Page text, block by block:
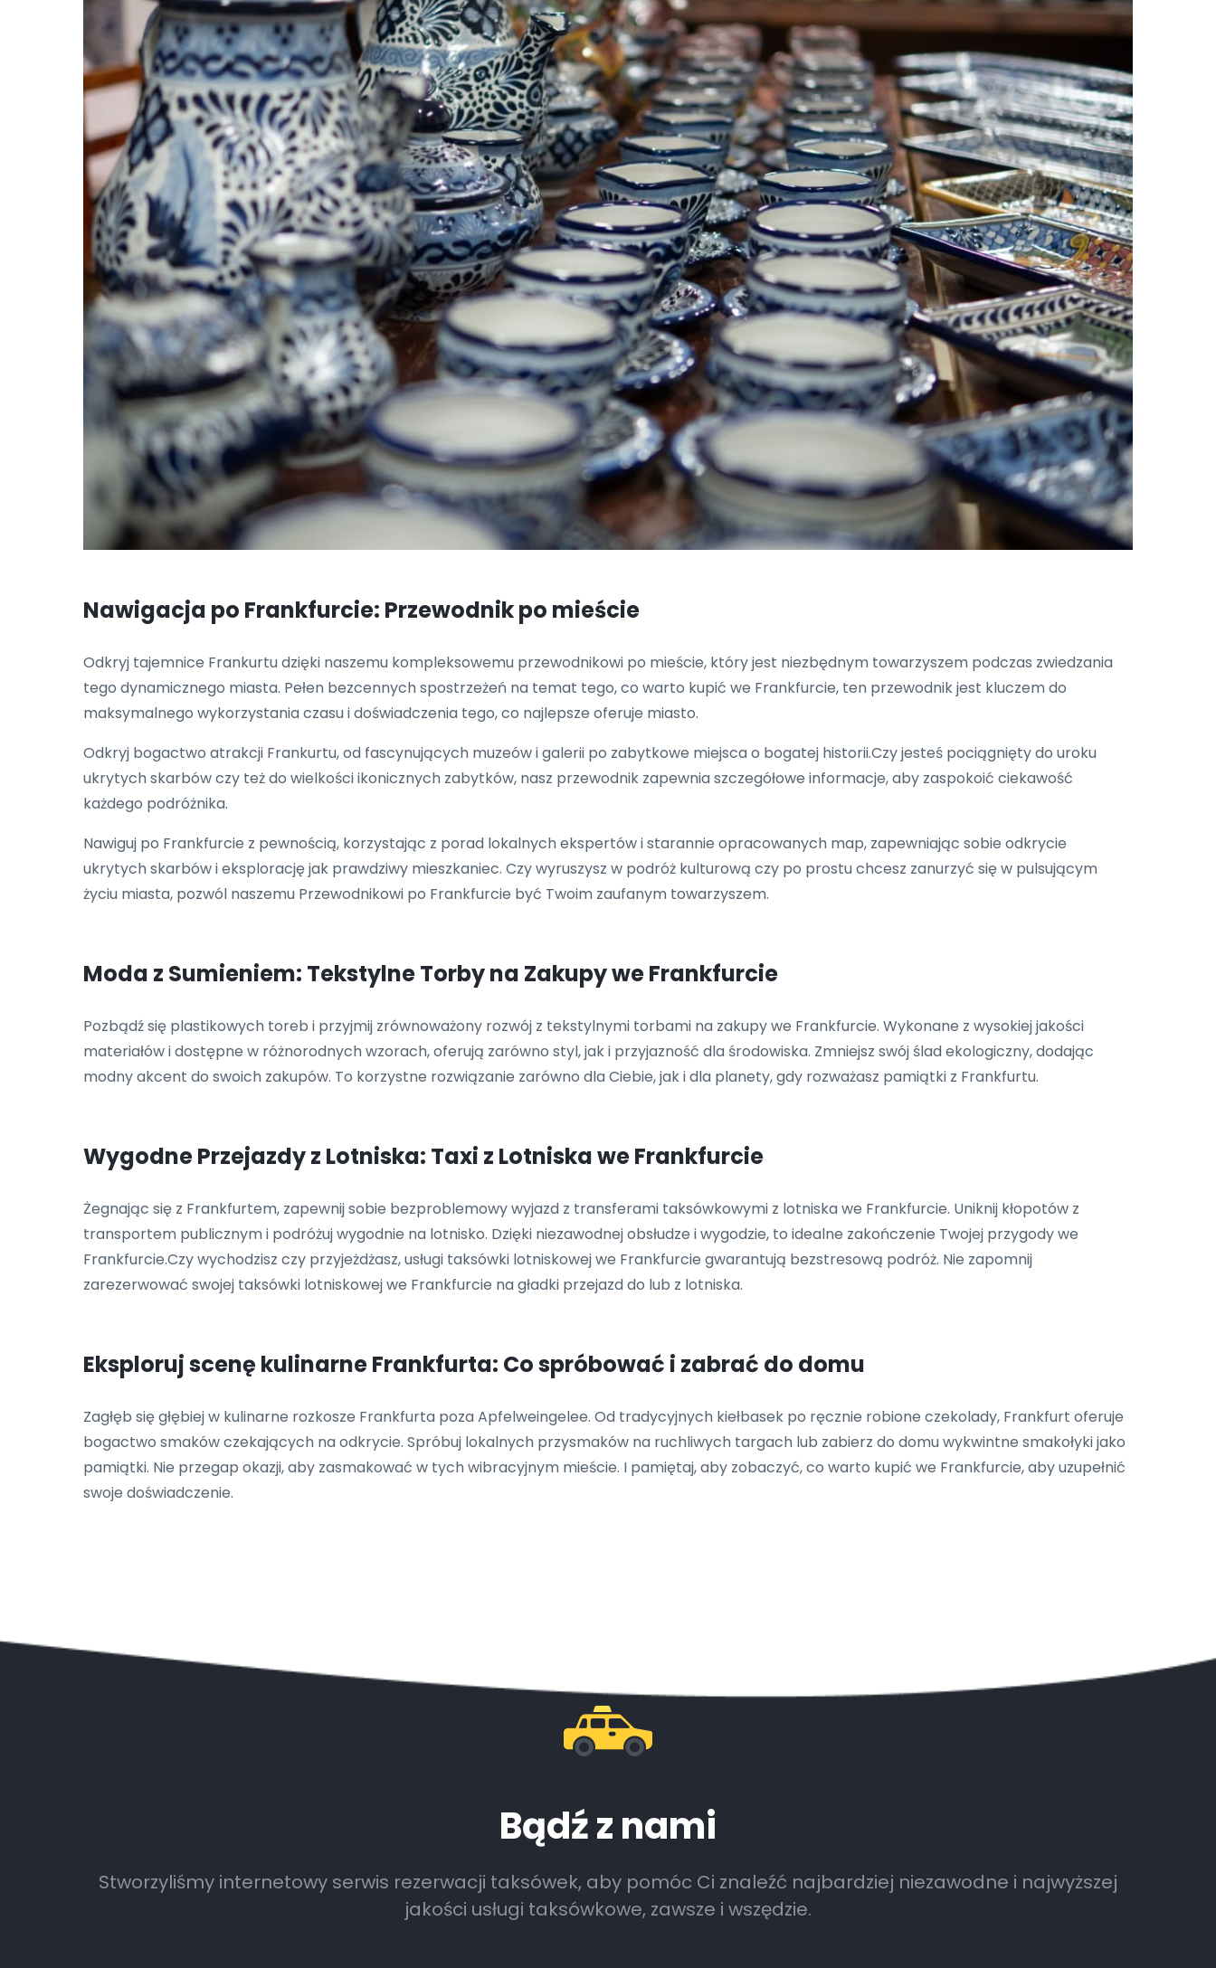
Nawigacja po Frankfurcie: Przewodnik po mieście
Odkryj tajemnice Frankurtu dzięki naszemu kompleksowemu przewodnikowi po mieście, który jest niezbędnym towarzyszem podczas zwiedzania
tego dynamicznego miasta. Pełen bezcennych spostrzeżeń na temat tego, co warto kupić we Frankfurcie, ten przewodnik jest kluczem do
maksymalnego wykorzystania czasu i doświadczenia tego, co najlepsze oferuje miasto.
Odkryj bogactwo atrakcji Frankurtu, od fascynujących muzeów i galerii po zabytkowe miejsca o bogatej historii.Czy jesteś pociągnięty do uroku
ukrytych skarbów czy też do wielkości ikonicznych zabytków, nasz przewodnik zapewnia szczegółowe informacje, aby zaspokoić ciekawość
każdego podróżnika.
Nawiguj po Frankfurcie z pewnością, korzystając z porad lokalnych ekspertów i starannie opracowanych map, zapewniając sobie odkrycie
ukrytych skarbów i eksplorację jak prawdziwy mieszkaniec. Czy wyruszysz w podróż kulturową czy po prostu chcesz zanurzyć się w pulsującym
życiu miasta, pozwól naszemu Przewodnikowi po Frankfurcie być Twoim zaufanym towarzyszem.
Moda z Sumieniem: Tekstylne Torby na Zakupy we Frankfurcie
Pozbądź się plastikowych toreb i przyjmij zrównoważony rozwój z tekstylnymi torbami na zakupy we Frankfurcie. Wykonane z wysokiej jakości
materiałów i dostępne w różnorodnych wzorach, oferują zarówno styl, jak i przyjazność dla środowiska. Zmniejsz swój ślad ekologiczny, dodając
modny akcent do swoich zakupów. To korzystne rozwiązanie zarówno dla Ciebie, jak i dla planety, gdy rozważasz pamiątki z Frankfurtu.
Wygodne Przejazdy z Lotniska: Taxi z Lotniska we Frankfurcie
Żegnając się z Frankfurtem, zapewnij sobie bezproblemowy wyjazd z transferami taksówkowymi z lotniska we Frankfurcie. Uniknij kłopotów z
transportem publicznym i podróżuj wygodnie na lotnisko. Dzięki niezawodnej obsłudze i wygodzie, to idealne zakończenie Twojej przygody we
Frankfurcie.Czy wychodzisz czy przyjeżdżasz, usługi taksówki lotniskowej we Frankfurcie gwarantują bezstresową podróż. Nie zapomnij
zarezerwować swojej taksówki lotniskowej we Frankfurcie na gładki przejazd do lub z lotniska.
Eksploruj scenę kulinarne Frankfurta: Co spróbować i zabrać do domu
Zagłęb się głębiej w kulinarne rozkosze Frankfurta poza Apfelweingelee. Od tradycyjnych kiełbasek po ręcznie robione czekolady, Frankfurt oferuje
bogactwo smaków czekających na odkrycie. Spróbuj lokalnych przysmaków na ruchliwych targach lub zabierz do domu wykwintne smakołyki jako
pamiątki. Nie przegap okazji, aby zasmakować w tych wibracyjnym mieście. I pamiętaj, aby zobaczyć, co warto kupić we Frankfurcie, aby uzupełnić
swoje doświadczenie.
Bądź z nami
Stworzyliśmy internetowy serwis rezerwacji taksówek, aby pomóc Ci znaleźć najbardziej niezawodne i najwyższej
jakości usługi taksówkowe, zawsze i wszędzie.